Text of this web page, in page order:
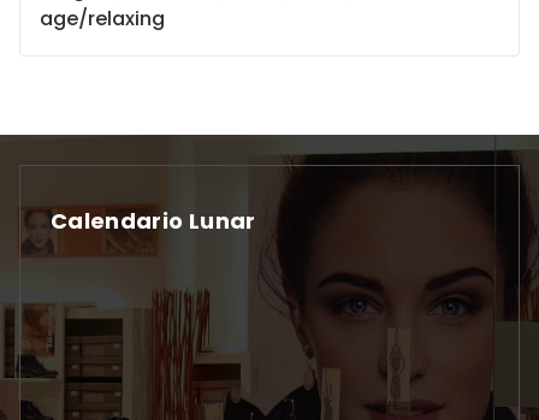
age/relaxing
Calendario Lunar